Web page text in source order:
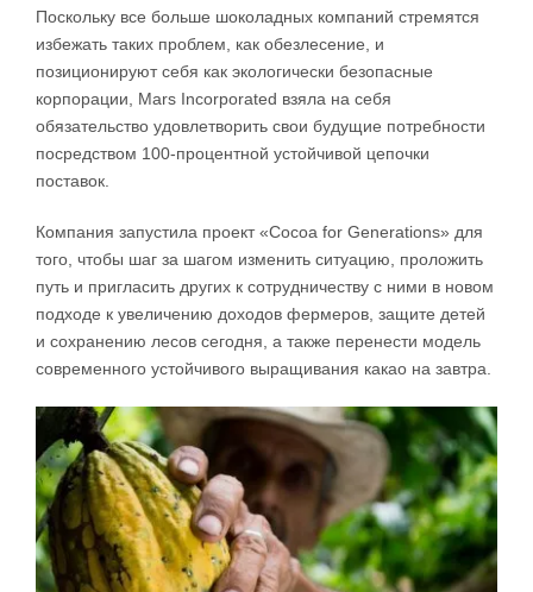
Поскольку все больше шоколадных компаний стремятся
избежать таких проблем, как обезлесение, и
позиционируют себя как экологически безопасные
корпорации, Mars Incorporated взяла на себя
обязательство удовлетворить свои будущие потребности
посредством 100-процентной устойчивой цепочки
поставок.
Компания запустила проект «Cocoa for Generations» для
того, чтобы шаг за шагом изменить ситуацию, проложить
путь и пригласить других к сотрудничеству с ними в новом
подходе к увеличению доходов фермеров, защите детей
и сохранению лесов сегодня, а также перенести модель
современного устойчивого выращивания какао на завтра.